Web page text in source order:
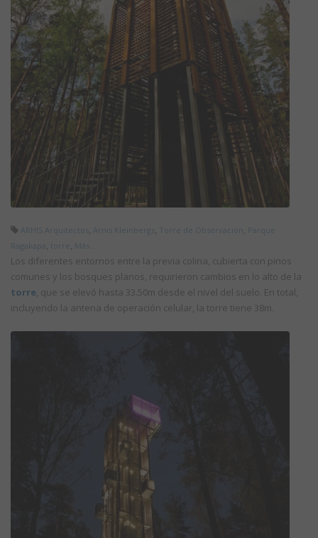
ARHIS Arquitectos, Arnis Kleinbergs, Torre de Observación, Parque
Ragakapa, torre, Más...
Los diferentes entornos entre la previa colina, cubierta con pinos
comunes y los bosques planos, requirieron cambios en lo alto de la
torre, que se elevó hasta 33.50m desde el nivel del suelo. En total,
incluyendo la antena de operación celular, la torre tiene 38m.